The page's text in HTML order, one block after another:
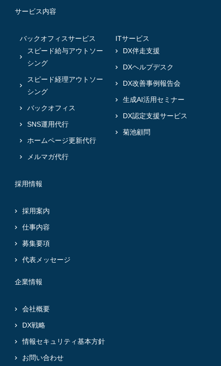
サービス内容
バックオフィスサービス
スピード給与アウトソー
シング
スピード経理アウトソー
シング
バックオフィス
SNS運用代行
ホームページ更新代行
メルマガ代行
ITサービス
DX伴走支援
DXヘルプデスク
DX改善事例報告会
生成AI活用セミナー
DX認定支援サービス
菊池顧問
採用情報
採用案内
仕事内容
募集要項
代表メッセージ
企業情報
会社概要
DX戦略
情報セキュリティ基本方針
お問い合わせ